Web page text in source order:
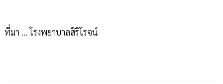
ที่มา ... โรงพยาบาลสิริโรจน์